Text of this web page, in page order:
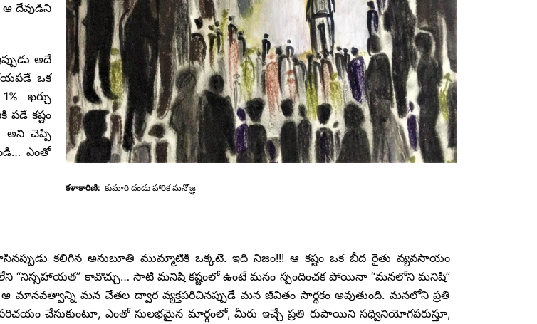
ఆ దేవుడిని
అదే
ఒక
ఖర్చు
పడే కష్టం
అని చెప్పి
ఎంతో
కళాకారిణి: కుమారి దండు హారిక మనోజ్ఞ
కలిగిన అనుబూతి ముమ్మాటికి ఒక్కటె. ఇది నిజం!!! ఆ కష్టం ఒక బీద రైతు వ్యవసాయం
“నిస్సహాయత” కావొచ్చు… సాటి మనిషి కష్టంలో ఉంటే మనం స్పందించక పోయినా “మనలోని మనిషి”
మన చేతల ద్వార వ్యక్తపరిచినప్పుడే మన జీవితం సార్ధకం అవుతుంది. మనలోని ప్రతి
చేసుకుంటూ, ఎంతో సులభమైన మార్గంలో, మీరు ఇచ్చే ప్రతి రుపాయిని సధ్వినియోగపరుస్తూ,